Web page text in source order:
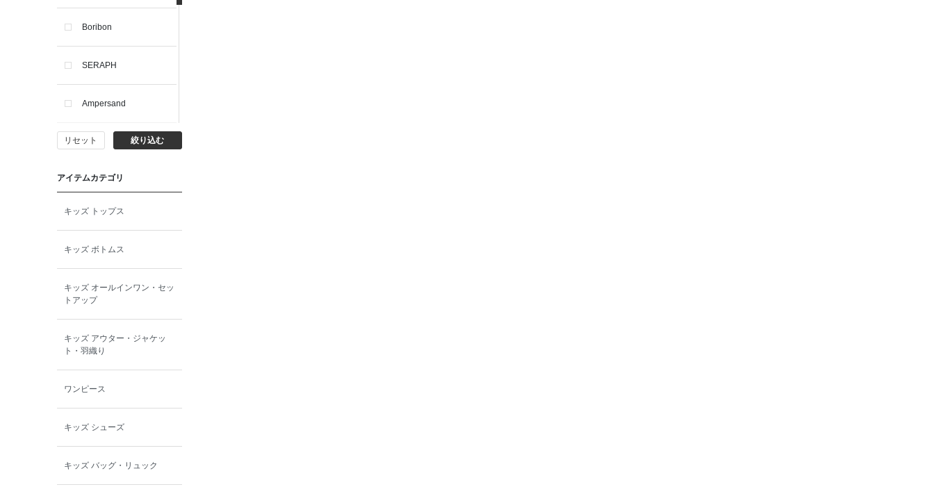
Boribon
SERAPH
Ampersand
BIT'Z
toitoitoi
BOBOCHOSES
allolun.
ICE RING
リセット 絞り込む
アイテムカテゴリ
キッズ トップス
キッズ ボトムス
キッズ オールインワン・セッ
トアップ
キッズ アウター・ジャケッ
ト・羽織り
ワンピース
キッズ シューズ
キッズ バッグ・リュック